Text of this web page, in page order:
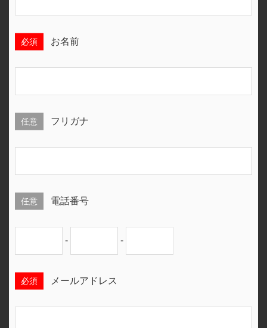
お名前
必須
フリガナ
任意
電話番号
任意
- -
メールアドレス
必須